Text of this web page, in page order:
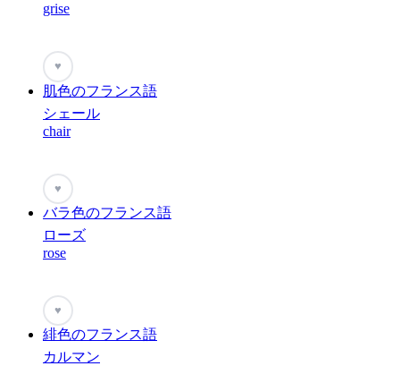
grise
♥
肌色のフランス語
シェール
chair
♥
バラ色のフランス語
ローズ
rose
♥
緋色のフランス語
カルマン